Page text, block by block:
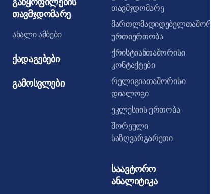
თავმჯდომარე
ახალი ამბები
ქადაგებები
გამოსვლები
თავმჯდომარე
ურთიერთობა
ქრისტიანთაშორისი
კონტაქტები
რელიგიათაშორისი
დიალოგი
ეკლესიის ერთობა
შორეული
საზღვარგარეთი
საავტორო
ანალიტიკა